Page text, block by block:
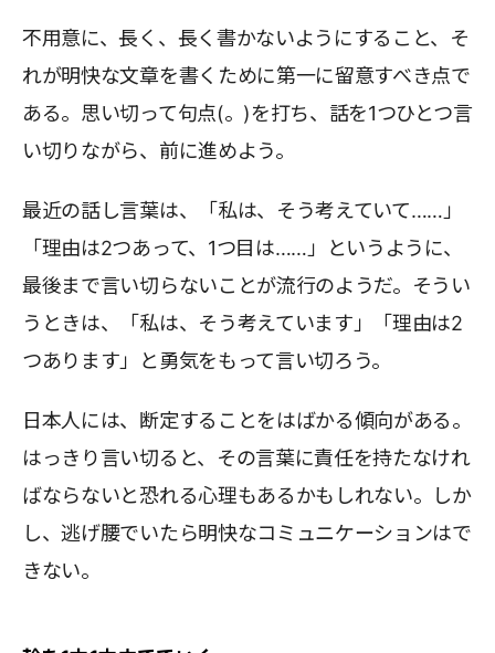
不用意に、長く、長く書かないようにすること、そ
れが明快な文章を書くために第一に留意すべき点で
ある。思い切って句点(。)を打ち、話を1つひとつ言
い切りながら、前に進めよう。
最近の話し言葉は、「私は、そう考えていて……」
「理由は2つあって、1つ目は……」というように、
最後まで言い切らないことが流行のようだ。そうい
うときは、「私は、そう考えています」「理由は2
つあります」と勇気をもって言い切ろう。
日本人には、断定することをはばかる傾向がある。
はっきり言い切ると、その言葉に責任を持たなけれ
ばならないと恐れる心理もあるかもしれない。しか
し、逃げ腰でいたら明快なコミュニケーションはで
きない。